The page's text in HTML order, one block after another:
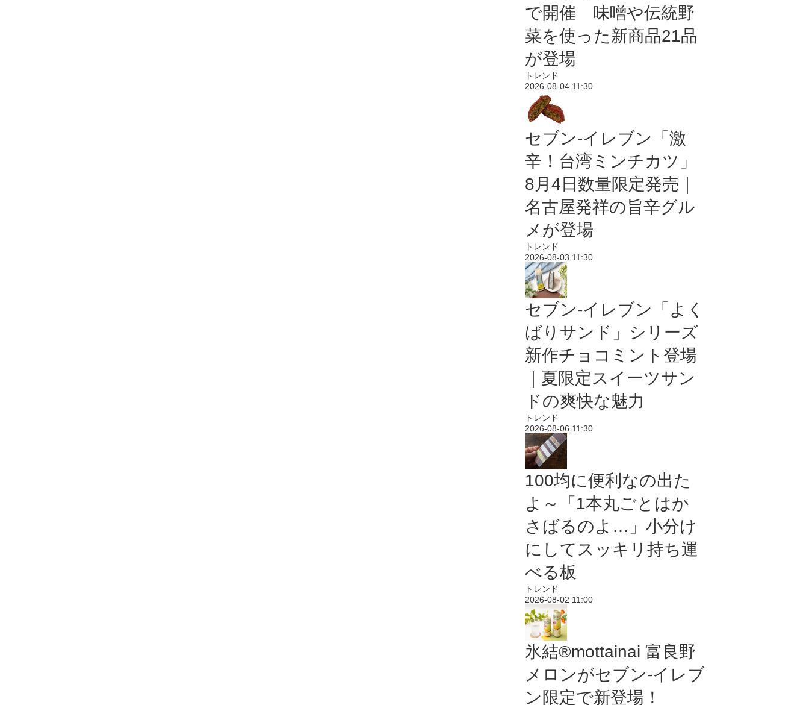
で開催 味噌や伝統野
菜を使った新商品21品
が登場
トレンド
2026-08-04 11:30
セブン-イレブン「激
辛！台湾ミンチカツ」
8月4日数量限定発売｜
名古屋発祥の旨辛グル
メが登場
トレンド
2026-08-03 11:30
セブン‐イレブン「よく
ばりサンド」シリーズ
新作チョコミント登場
｜夏限定スイーツサン
ドの爽快な魅力
トレンド
2026-08-06 11:30
100均に便利なの出た
よ～「1本丸ごとはか
さばるのよ…」小分け
にしてスッキリ持ち運
べる板
トレンド
2026-08-02 11:00
氷結®mottainai 富良野
メロンがセブン‐イレブ
ン限定で新登場！